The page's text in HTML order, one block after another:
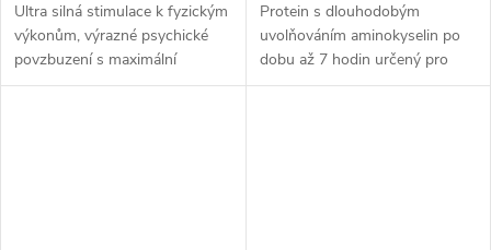
Ultra silná stimulace k fyzickým
výkonům, výrazné psychické
povzbuzení s maximální
koncentrací.
Protein s dlouhodobým
uvolňováním aminokyselin po
dobu až 7 hodin určený pro
náročné uživatele.